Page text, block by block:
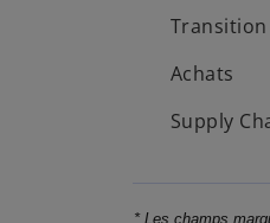
Achats
Supply